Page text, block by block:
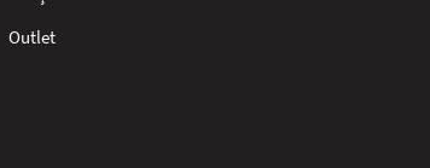
Outlet